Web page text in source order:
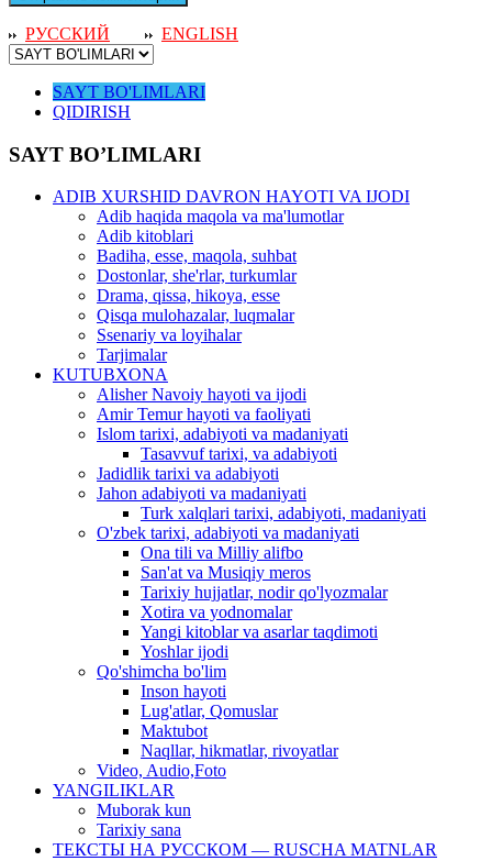
РУССКИЙ ENGLISH
SAYT BO'LIMLARI
QIDIRISH
SAYT BO’LIMLARI
ADIB XURSHID DAVRON HAYOTI VA IJODI
Adib haqida maqola va ma'lumotlar
Adib kitoblari
Badiha, esse, maqola, suhbat
Dostonlar, she'rlar, turkumlar
Drama, qissa, hikoya, esse
Qisqa mulohazalar, luqmalar
Ssenariy va loyihalar
Tarjimalar
KUTUBXONA
Alisher Navoiy hayoti va ijodi
Amir Temur hayoti va faoliyati
Islom tarixi, adabiyoti va madaniyati
Tasavvuf tarixi, va adabiyoti
Jadidlik tarixi va adabiyoti
Jahon adabiyoti va madaniyati
Turk xalqlari tarixi, adabiyoti, madaniyati
O'zbek tarixi, adabiyoti va madaniyati
Ona tili va Milliy alifbo
San'at va Musiqiy meros
Tarixiy hujjatlar, nodir qo'lyozmalar
Xotira va yodnomalar
Yangi kitoblar va asarlar taqdimoti
Yoshlar ijodi
Qo'shimcha bo'lim
Inson hayoti
Lug'atlar, Qomuslar
Maktubot
Naqllar, hikmatlar, rivoyatlar
Video, Audio,Foto
YANGILIKLAR
Muborak kun
Tarixiy sana
ТЕКСТЫ НА РУССКОМ — RUSCHA MATNLAR